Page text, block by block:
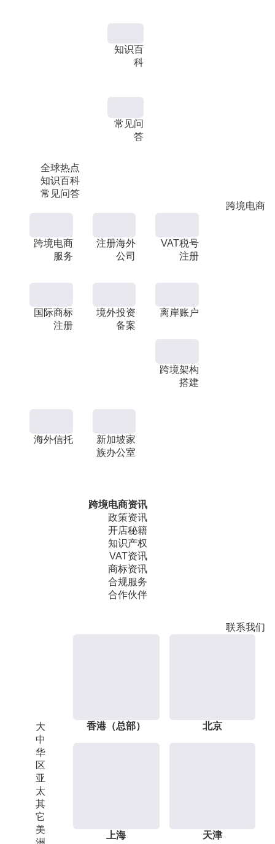
全球热点
知识百科
常见问答
知识百
科
常见问
答
跨境电商
跨境电商
服务
注册海外
公司
VAT税号
注册
国际商标
注册
境外投资
备案
离岸账户
跨境架构
搭建
海外信托
新加坡家
族办公室
跨境电商资讯
政策资讯
开店秘籍
知识产权
VAT资讯
商标资讯
合规服务
合作伙伴
联系我们
大
中
华
区
亚
太
其
它
美
香港（总部） 北京
上海 天津